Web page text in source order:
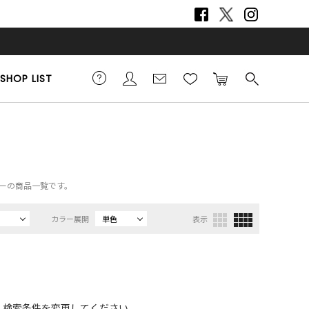
SHOP LIST
商品一覧です。
カラー展開 単色 表示